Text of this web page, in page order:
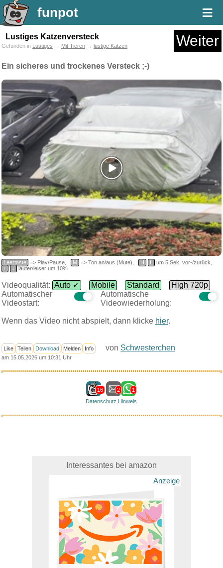
funpot ≡
Lustiges Katzenversteck Weiter
Gefunden in Lustiges → Mit Tieren → lustige Katzen
Ein sicheres und trockenes Versteck ;-)
Leertaste => Play/Pause, M => Ton an/aus (Mute), H L
um 5 Sek. vor-/zurück,
↑
↓ lauter/leiser um 10%
Videoqualität: Auto ✓ Mobile Standard
High 720p
Automatischer
Videostart:
Automatische
Videowiederholung:
Wenn das Video nicht abspielt, dann klicke hier.
Like Teilen Download Melden Info von Schwesterchen
am 15.05.2026 um 10:31 Uhr
16 2
1
Datenschutz Hinweis
Interessantes bei amazon
Anzeige